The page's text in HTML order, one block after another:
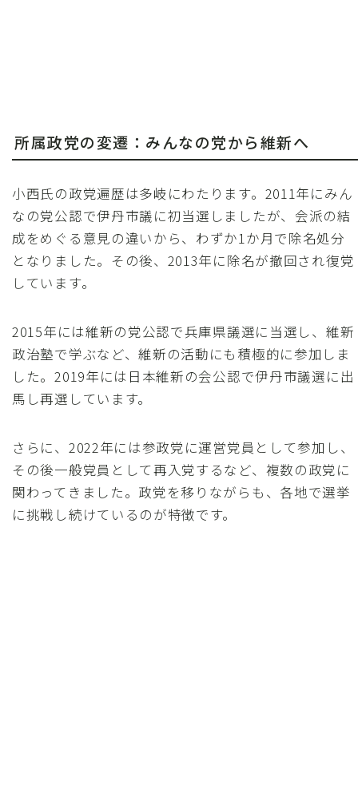
所属政党の変遷：みんなの党から維新へ
小西氏の政党遍歴は多岐にわたります。2011年にみん
なの党公認で伊丹市議に初当選しましたが、会派の結
成をめぐる意見の違いから、わずか1か月で除名処分
となりました。その後、2013年に除名が撤回され復党
しています。
2015年には維新の党公認で兵庫県議選に当選し、維新
政治塾で学ぶなど、維新の活動にも積極的に参加しま
した。2019年には日本維新の会公認で伊丹市議選に出
馬し再選しています。
さらに、2022年には参政党に運営党員として参加し、
その後一般党員として再入党するなど、複数の政党に
関わってきました。政党を移りながらも、各地で選挙
に挑戦し続けているのが特徴です。